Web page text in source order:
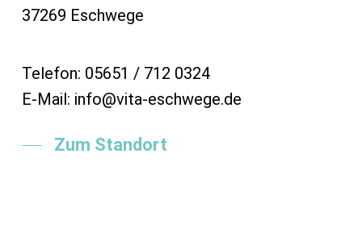
37269 Eschwege
Telefon: 05651 / 712 0324
E-Mail: info@vita-eschwege.de
Zum Standort